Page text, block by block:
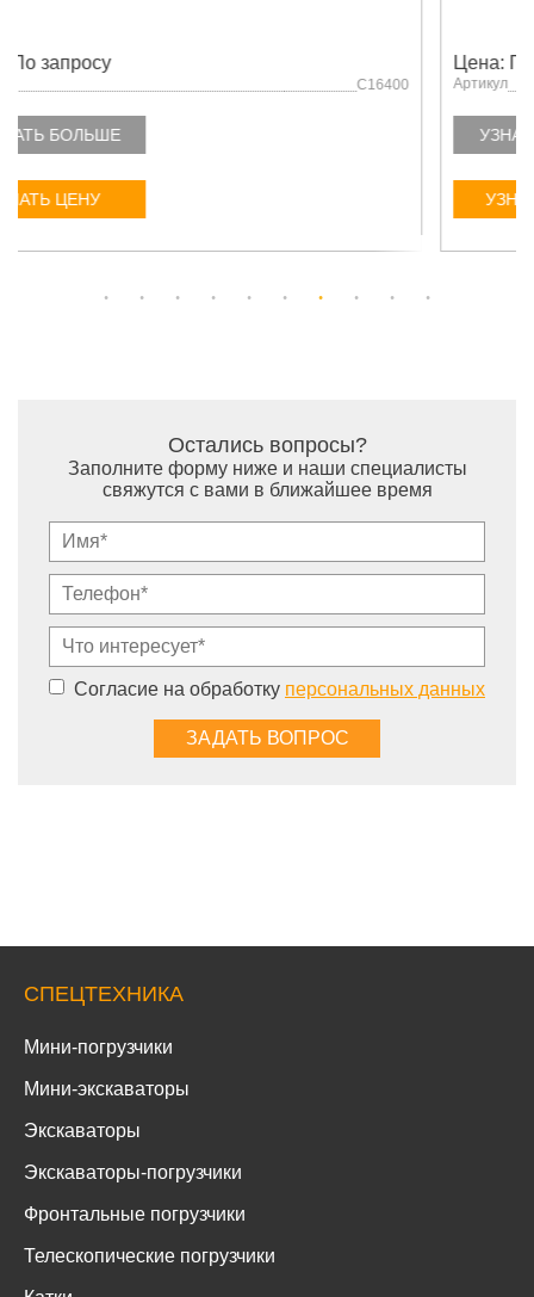
Цена: По запросу
C10050
УЗНАТЬ БОЛЬШЕ
УЗНАТЬ ЦЕНУ
Остались вопросы?
Заполните форму ниже и наши специалисты
свяжутся с вами в ближайшее время
Согласие на обработку персональных данных
СПЕЦТЕХНИКА
Мини-погрузчики
Мини-экскаваторы
Экскаваторы
Экскаваторы-погрузчики
Фронтальные погрузчики
Телескопические погрузчики